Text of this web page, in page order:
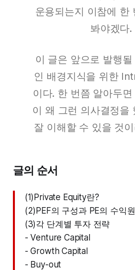
운용되는지 이참에 한
봐야겠다.
이 글은 앞으로 발행
인 배경지식을 위한
이다. 한 번쯤 알아두
이 왜 그런 의사결정을
잘 이해할 수 있을 것
글의 순서
(1)Private Equity란?
(2)PEF의 구성과 PE의 수익원
(3)각 단계별 투자 전략
- Venture Capital
- Growth Capital
- Buy-out